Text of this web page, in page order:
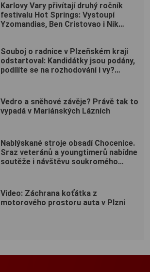
Karlovy Vary přivítají druhý ročník
festivalu Hot Springs: Vystoupí
Yzomandias, Ben Cristovao i Nik
Souboj o radnice v Plzeňském kraji
odstartoval: Kandidátky jsou podány,
podílíte se na rozhodování i vy?
Vedro a sněhové závěje? Právě tak to
vypadá v Mariánských Lázních
Nablýskané stroje obsadí Chocenice.
Sraz veteránů a youngtimerů nabídne
soutěže i návštěvu soukromého
Video: Záchrana koťátka z
motorového prostoru auta v Plzni